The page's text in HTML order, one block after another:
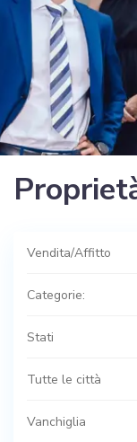
Vendita/Affitto
Categorie:
Stati
Tutte le città
Vanchiglia